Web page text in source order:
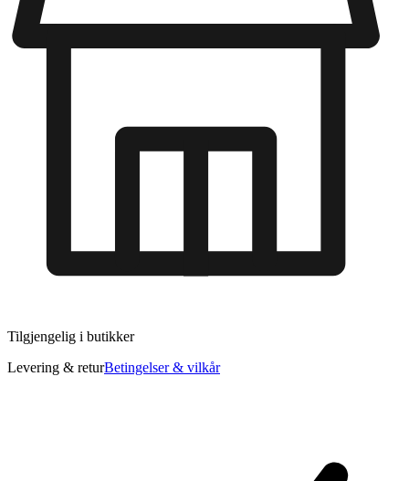
Tilgjengelig i butikker
Levering & returBetingelser & vilkår